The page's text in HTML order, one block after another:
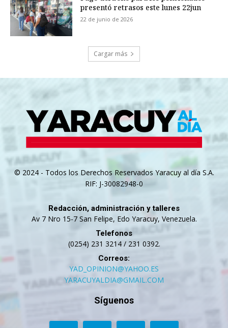
presentó retrasos este lunes 22jun
22 de junio de 2026
Cargar más
© 2024 - Todos los Derechos Reservados Yaracuy al día S.A.
RIF: J-30082948-0
Redacción, administración y talleres
Av 7 Nro 15-7 San Felipe, Edo Yaracuy, Venezuela.
Telefonos
(0254) 231 3214 / 231 0392.
Correos:
YAD_OPINION@YAHOO.ES
YARACUYALDIA@GMAIL.COM
Síguenos